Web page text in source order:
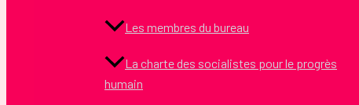
Les membres du bureau
La charte des socialistes pour le progrès
humain